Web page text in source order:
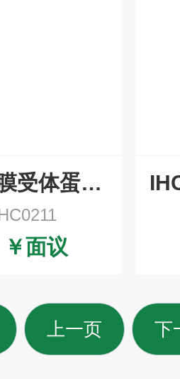
IHC0211跨膜受体蛋白Notch-1重组兔单抗即用型免疫组化试剂盒
￥面议
上一页 下